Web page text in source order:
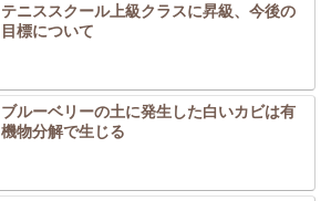
テニススクール上級クラスに昇級、今後の
目標について
ブルーベリーの土に発生した白いカビは有
機物分解で生じる